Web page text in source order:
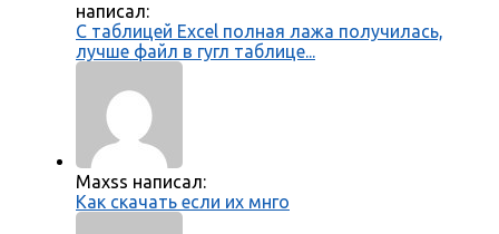
написал:
С таблицей Excel полная лажа получилась,
лучше файл в гугл таблице...
Maxss написал:
Как скачать если их мнго